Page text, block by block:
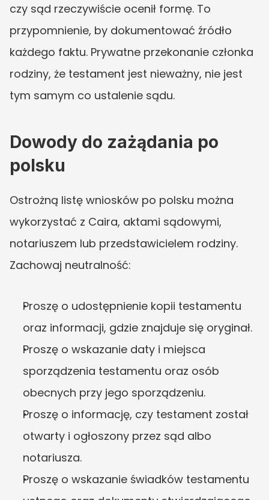
czy sąd rzeczywiście ocenił formę. To
przypomnienie, by dokumentować źródło
każdego faktu. Prywatne przekonanie członka
rodziny, że testament jest nieważny, nie jest
tym samym co ustalenie sądu.
Dowody do zażądania po
polsku
Ostrożną listę wniosków po polsku można
wykorzystać z Caira, aktami sądowymi,
notariuszem lub przedstawicielem rodziny.
Zachowaj neutralność:
Proszę o udostępnienie kopii testamentu
oraz informacji, gdzie znajduje się oryginał.
Proszę o wskazanie daty i miejsca
sporządzenia testamentu oraz osób
obecnych przy jego sporządzeniu.
Proszę o informację, czy testament został
otwarty i ogłoszony przez sąd albo
notariusza.
Proszę o wskazanie świadków testamentu